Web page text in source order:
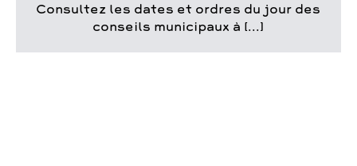
Consultez les dates et ordres du jour des
conseils municipaux à [...]